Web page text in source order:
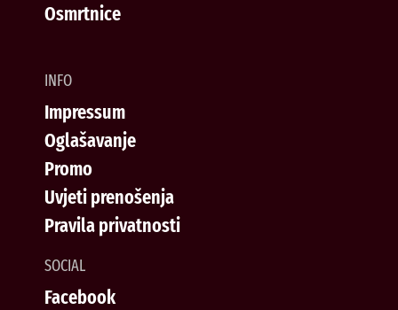
Osmrtnice
INFO
Impressum
Oglašavanje
Promo
Uvjeti prenošenja
Pravila privatnosti
SOCIAL
Facebook